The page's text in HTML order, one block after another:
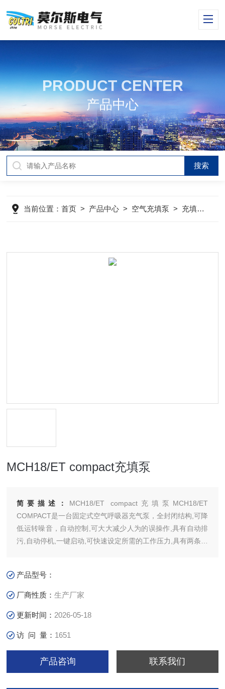
PRODUCT CENTER
产品中心
当前位置：首页 > 产品中心 > 空气充填泵 > 充填泵
MCH18/ET compact充填泵
简要描述： MCH18/ET compact充填泵MCH18/ET
COMPACT是一台固定式空气呼吸器充气泵，全封闭结构,可降
低运转噪音，自动控制,可大大减少人为的误操作,具有自动排
污,自动停机,一键启动,可快速设定所需的工作压力,具有两条充
产品型号：
厂商性质：生产厂家
更新时间： 2026-05-18
访 问 量： 1651
产品咨询 联系我们